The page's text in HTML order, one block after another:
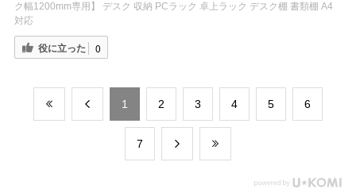
ク幅1200mm専用】 デスク 収納 PCラック 卓上ラック デスク棚 書類棚 A4
対応
役に立った 0
​1 ​2 ​3 ​4 ​5 ​6
​7